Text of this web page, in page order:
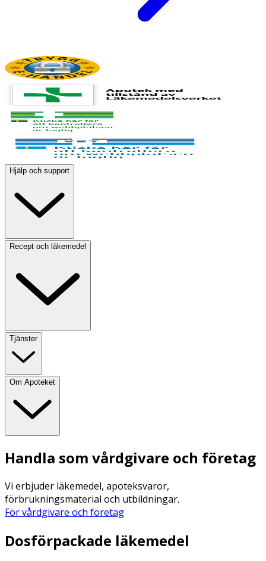
Hjälp och support
Recept och läkemedel
Tjänster
Om Apoteket
Handla som vårdgivare och företag
Vi erbjuder läkemedel, apoteksvaror,
förbrukningsmaterial och utbildningar.
För vårdgivare och företag
Dosförpackade läkemedel